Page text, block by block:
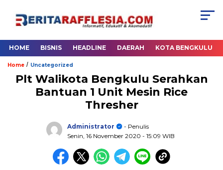
HOME BISNIS HEADLINE DAERAH KOTA BENGKULU
Home / Uncategorized
Plt Walikota Bengkulu Serahkan
Bantuan 1 Unit Mesin Rice
Thresher
Administrator
- Penulis
Senin, 16 November 2020 - 15:09 WIB